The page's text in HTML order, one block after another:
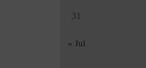
31
« Jul